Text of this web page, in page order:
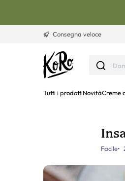
Consegna veloce
Tutti i prodottiNovitàCreme
Facile